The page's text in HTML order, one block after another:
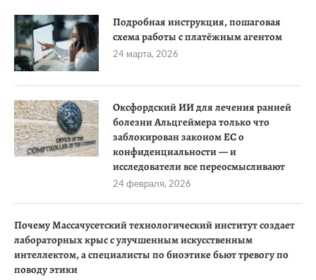
Подробная инструкция, пошаговая
схема работы с платёжным агентом
24 марта, 2026
Оксфордский ИИ для лечения ранней
болезни Альцгеймера только что
заблокирован законом ЕС о
конфиденциальности — и
исследователи все переосмысливают
24 февраля, 2026
Почему Массачусетский технологический институт создает
лабораторных крыс с улучшенным искусственным
интеллектом, а специалисты по биоэтике бьют тревогу по
поводу этики